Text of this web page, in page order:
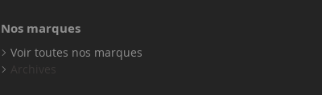
Nos marques
Voir toutes nos marques